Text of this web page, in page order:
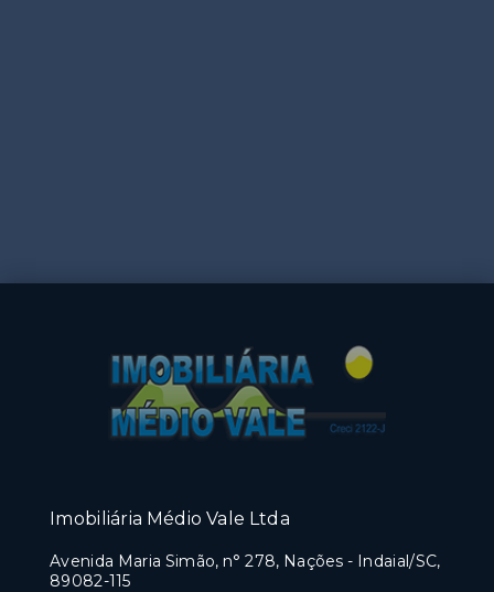
Imobiliária Médio Vale Ltda
Avenida Maria Simão, n° 278, Nações - Indaial/SC,
89082-115